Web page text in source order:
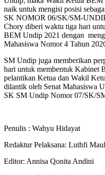
naik untuk mengisi posisi
SK NOMOR 06/SK/SM-
Chory diberi waktu tiga hari
BEM Undip 2021 dengan
Mahasiswa Nomor 4 Tahun
SM Undip juga memberikan
hari untuk membentuk Kabinet
pelantikan Ketua dan Wakil
dilantik oleh Senat Mahasiswa
SK SM Undip Nomor 07/SK/
Penulis : Wahyu Hidayat
Redaktur Pelaksana: Luthfi
Editor: Annisa Qonita Andini